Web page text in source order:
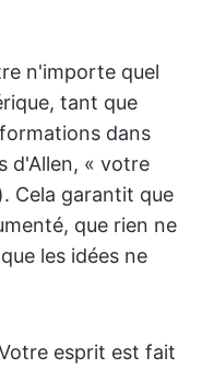
n'importe quel
tant que
dans
d'Allen, « votre
Cela garantit que
que rien ne
les idées ne
esprit est fait